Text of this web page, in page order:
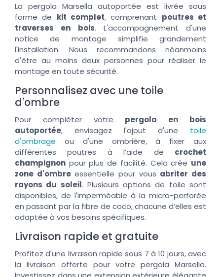
La pergola Marsella autoportée est livrée sous
forme de kit complet, comprenant poutres et
traverses en bois. L'accompagnement d'une
notice de montage simplifie grandement
l'installation. Nous recommandons néanmoins
d'être au moins deux personnes pour réaliser le
montage en toute sécurité.
Personnalisez avec une toile
d'ombre
Pour compléter votre pergola en bois
autoportée, envisagez l'ajout d'une toile
d'ombrage ou d'une ombrière, à fixer aux
différentes poutres à l’aide de crochet
champignon pour plus de facilité. Cela crée une
zone d'ombreessentielle pour vous abriter des
rayons du soleil. Plusieurs options de toile sont
disponibles, de l'imperméable à la micro-perforée
en passant par la fibre de coco, chacune d’elles est
adaptée à vos besoins spécifiques.
Livraison rapide et gratuite
Profitez d'une livraison rapide sous 7 à 10 jours, avec
la livraison offerte pour votre pergola Marsella.